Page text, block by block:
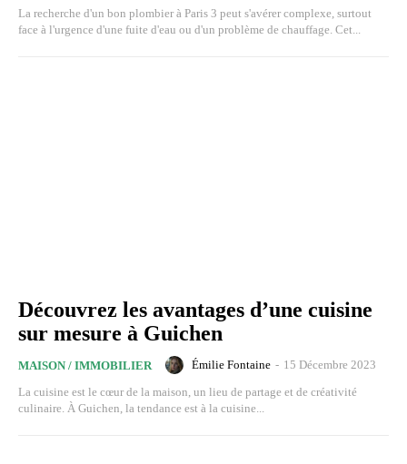
La recherche d'un bon plombier à Paris 3 peut s'avérer complexe, surtout
face à l'urgence d'une fuite d'eau ou d'un problème de chauffage. Cet...
Découvrez les avantages d’une cuisine
sur mesure à Guichen
MAISON / IMMOBILIER Émilie Fontaine - 15 Décembre 2023
La cuisine est le cœur de la maison, un lieu de partage et de créativité
culinaire. À Guichen, la tendance est à la cuisine...